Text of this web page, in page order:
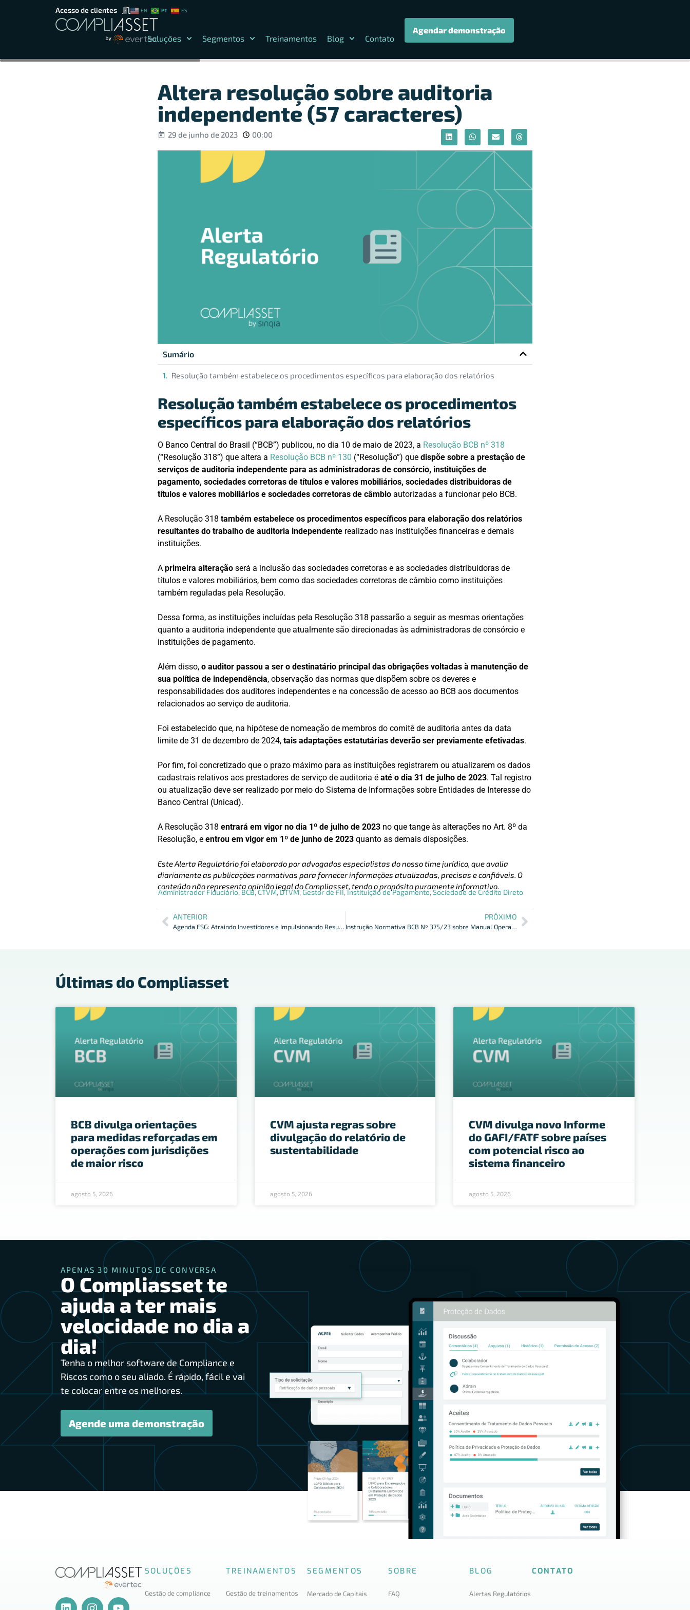
Acesso de clientes EN PT ES
Soluções Segmentos Treinamentos Blog Contato
Agendar demonstração
Altera resolução sobre auditoria
independente (57 caracteres)
29 de junho de 2023 00:00
Sumário
Resolução também estabelece os procedimentos específicos para elaboração dos relatórios
Resolução também estabelece os procedimentos
específicos para elaboração dos relatórios
O Banco Central do Brasil (“BCB”) publicou, no dia 10 de maio de 2023, a Resolução BCB nº 318
(“Resolução 318”) que altera a Resolução BCB nº 130 (“Resolução”) que dispõe sobre a prestação de
serviços de auditoria independente para as administradoras de consórcio, instituições de
pagamento, sociedades corretoras de títulos e valores mobiliários, sociedades distribuidoras de
títulos e valores mobiliários e sociedades corretoras de câmbio autorizadas a funcionar pelo BCB.
A Resolução 318 também estabelece os procedimentos específicos para elaboração dos relatórios
resultantes do trabalho de auditoria independente realizado nas instituições financeiras e demais
instituições.
A primeira alteração será a inclusão das sociedades corretoras e as sociedades distribuidoras de
títulos e valores mobiliários, bem como das sociedades corretoras de câmbio como instituições
também reguladas pela Resolução.
Dessa forma, as instituições incluídas pela Resolução 318 passarão a seguir as mesmas orientações
quanto a auditoria independente que atualmente são direcionadas às administradoras de consórcio e
instituições de pagamento.
Além disso, o auditor passou a ser o destinatário principal das obrigações voltadas à manutenção de
sua política de independência, observação das normas que dispõem sobre os deveres e
responsabilidades dos auditores independentes e na concessão de acesso ao BCB aos documentos
relacionados ao serviço de auditoria.
Foi estabelecido que, na hipótese de nomeação de membros do comitê de auditoria antes da data
limite de 31 de dezembro de 2024, tais adaptações estatutárias deverão ser previamente efetivadas.
Por fim, foi concretizado que o prazo máximo para as instituições registrarem ou atualizarem os dados
cadastrais relativos aos prestadores de serviço de auditoria é até o dia 31 de julho de 2023. Tal registro
ou atualização deve ser realizado por meio do Sistema de Informações sobre Entidades de Interesse do
Banco Central (Unicad).
A Resolução 318 entrará em vigor no dia 1º de julho de 2023 no que tange às alterações no Art. 8º da
Resolução, e entrou em vigor em 1º de junho de 2023 quanto as demais disposições.
Este Alerta Regulatório foi elaborado por advogados especialistas do nosso time jurídico, que avalia
diariamente as publicações normativas para fornecer informações atualizadas, precisas e confiáveis. O
conteúdo não representa opinião legal do Compliasset, tendo o propósito puramente informativo.
Administrador Fiduciário,BCB,CTVM,DTVM,Gestor de FII,Instituição de Pagamento,Sociedade de Crédito Direto
ANTERIOR
Agenda ESG: Atraindo Investidores e Impulsionando Resultados
PRÓXIMO
Instrução Normativa BCB Nº 375/23 sobre Manual Operacional Dict 7.0
Últimas do Compliasset
BCB divulga orientações
para medidas reforçadas em
operações com jurisdições
de maior risco
agosto 5, 2026
CVM ajusta regras sobre
divulgação do relatório de
sustentabilidade
agosto 5, 2026
CVM divulga novo Informe
do GAFI/FATF sobre países
com potencial risco ao
sistema financeiro
agosto 5, 2026
APENAS 30 MINUTOS DE CONVERSA
O Compliasset te
ajuda a ter mais
velocidade no dia a
dia!
Tenha o melhor software de Compliance e
Riscos como o seu aliado. É rápido, fácil e vai
te colocar entre os melhores.
Agende uma demonstração
SOLUÇÕES
Gestão de compliance
TREINAMENTOS
Gestão de treinamentos
SEGMENTOS
Mercado de Capitais
SOBRE
FAQ
BLOG
Alertas Regulatórios
CONTATO